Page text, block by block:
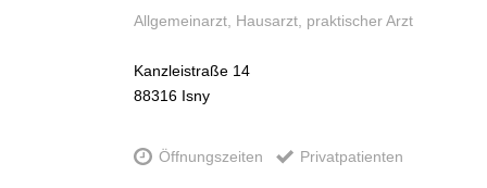
Allgemeinarzt, Hausarzt, praktischer Arzt
Kanzleistraße 14
88316 Isny
Öffnungszeiten Privatpatienten